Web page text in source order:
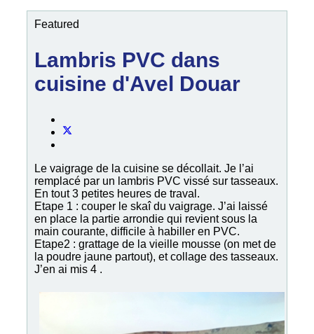
Featured
Lambris PVC dans
cuisine d'Avel Douar
Le vaigrage de la cuisine se décollait. Je l’ai
remplacé par un lambris PVC vissé sur tasseaux.
En tout 3 petites heures de traval.
Etape 1 : couper le skaî du vaigrage. J’ai laissé
en place la partie arrondie qui revient sous la
main courante, difficile à habiller en PVC.
Etape2 : grattage de la vieille mousse (on met de
la poudre jaune partout), et collage des tasseaux.
J’en ai mis 4 .